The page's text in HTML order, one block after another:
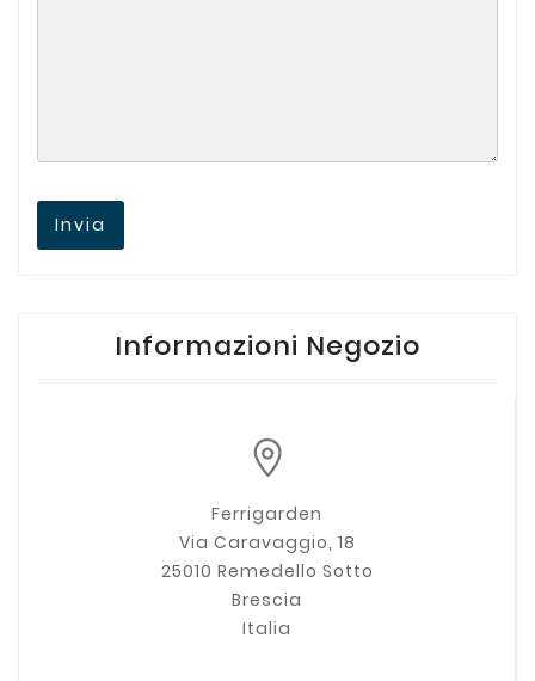
Invia
Informazioni Negozio
Ferrigarden
Via Caravaggio, 18
25010 Remedello Sotto
Brescia
Italia